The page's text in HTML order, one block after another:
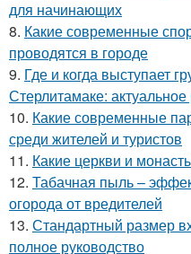
для начинающих
8. Какие современные
проводятся в городе
9. Где и когда выступает
Стерлитамаке:
10. Какие современные
среди жителей и туристов
11. Какие церкви и
12. Табачная пыль –
огорода от вредителей
13. Стандартный размер
полное руководство